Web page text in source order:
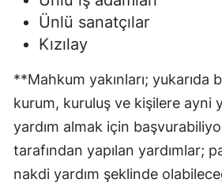
Ünlü sanatçılar
Kızılay
**Mahkum yakınları; yukarıda
kurum, kuruluş ve kişilere ayni
yardım almak için
tarafından yapılan yardımlar;
nakdi yardım şeklinde